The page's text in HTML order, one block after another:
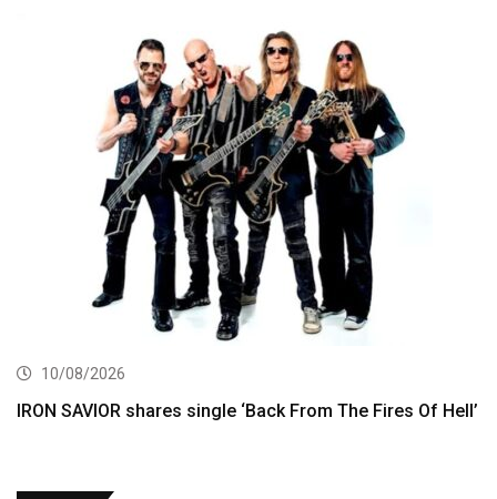
10/08/2026
IRON SAVIOR shares single ‘Back From The Fires Of Hell’